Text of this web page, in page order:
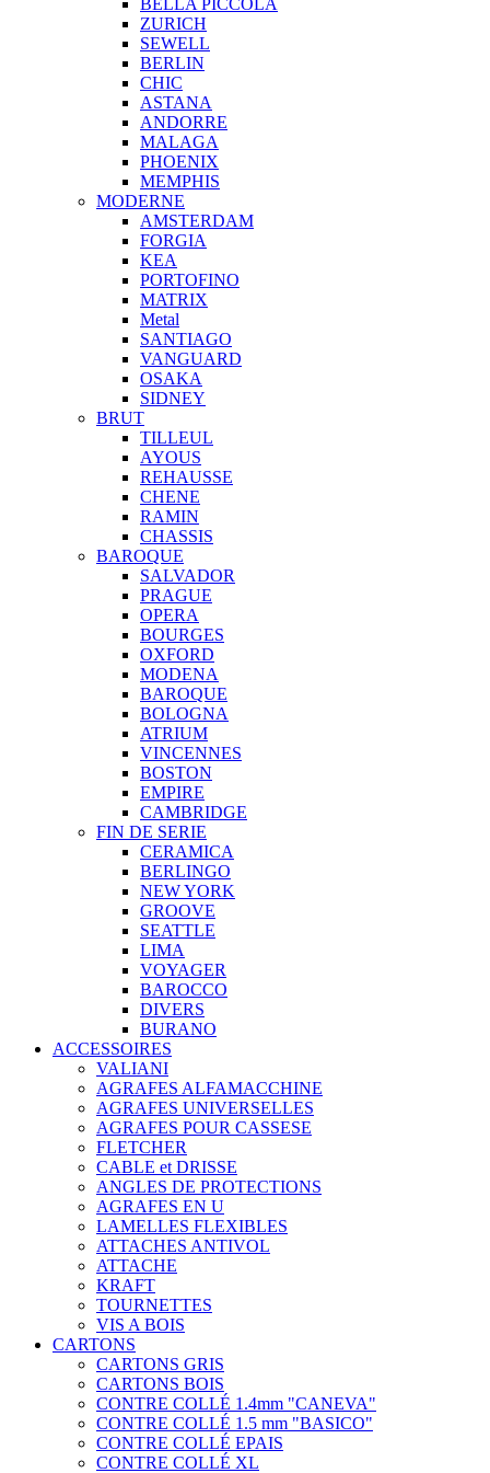
BELLA PICCOLA
ZURICH
SEWELL
BERLIN
CHIC
ASTANA
ANDORRE
MALAGA
PHOENIX
MEMPHIS
MODERNE
AMSTERDAM
FORGIA
KEA
PORTOFINO
MATRIX
Metal
SANTIAGO
VANGUARD
OSAKA
SIDNEY
BRUT
TILLEUL
AYOUS
REHAUSSE
CHENE
RAMIN
CHASSIS
BAROQUE
SALVADOR
PRAGUE
OPERA
BOURGES
OXFORD
MODENA
BAROQUE
BOLOGNA
ATRIUM
VINCENNES
BOSTON
EMPIRE
CAMBRIDGE
FIN DE SERIE
CERAMICA
BERLINGO
NEW YORK
GROOVE
SEATTLE
LIMA
VOYAGER
BAROCCO
DIVERS
BURANO
ACCESSOIRES
VALIANI
AGRAFES ALFAMACCHINE
AGRAFES UNIVERSELLES
AGRAFES POUR CASSESE
FLETCHER
CABLE et DRISSE
ANGLES DE PROTECTIONS
AGRAFES EN U
LAMELLES FLEXIBLES
ATTACHES ANTIVOL
ATTACHE
KRAFT
TOURNETTES
VIS A BOIS
CARTONS
CARTONS GRIS
CARTONS BOIS
CONTRE COLLÉ 1.4mm "CANEVA"
CONTRE COLLÉ 1.5 mm "BASICO"
CONTRE COLLÉ EPAIS
CONTRE COLLÉ XL